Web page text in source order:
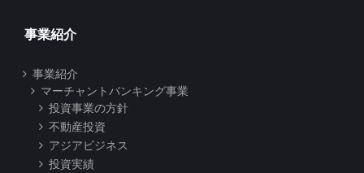
事業紹介
事業紹介
マーチャントバンキング事業
投資事業の方針
不動産投資
アジアビジネス
投資実績